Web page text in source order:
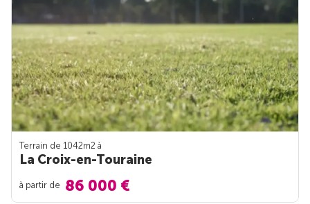
Terrain de 1042m2 à
La Croix-en-Touraine
à partir de 86 000 €